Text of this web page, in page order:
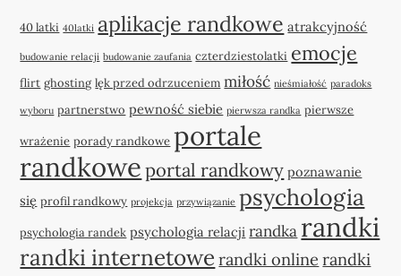
40 latki 40latki aplikacje randkowe atrakcyjność
budowanie relacji budowanie zaufania czterdziestolatki emocje
flirt ghosting lęk przed odrzuceniem miłość nieśmiałość paradoks
wyboru partnerstwo pewność siebie pierwsza randka pierwsze
wrażenie porady randkowe portale
randkowe portal randkowy poznawanie
się profil randkowy projekcja przywiązanie psychologia
psychologia randek psychologia relacji randka randki
randki internetowe randki online randki